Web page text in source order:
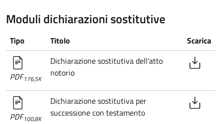
Moduli dichiarazioni sostitutive
Tipo Titolo Scarica
PDF176,5K
Dichiarazione sostitutiva dell'atto
notorio
PDF100,8K
Dichiarazione sostitutiva per
successione con testamento